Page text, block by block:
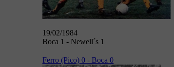
19/02/1984
Boca 1 - Newell´s 1
Ferro (Pico) 0 - Boca 0